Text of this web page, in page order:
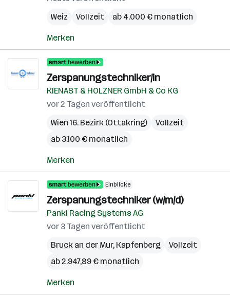
Weiz
Vollzeit ab 4.000 € monatlich
Merken
Zerspanungstechniker/in
KIENAST & HOLZNER GmbH & Co KG
vor 2 Tagen veröffentlicht
Wien 16. Bezirk (Ottakring)
Vollzeit
ab 3.100 € monatlich
Merken
Einblicke
Zerspanungstechniker (w/m/d)
Pankl Racing Systems AG
vor 3 Tagen veröffentlicht
Bruck an der Mur, Kapfenberg
Vollzeit
ab 2.947,89 € monatlich
Merken